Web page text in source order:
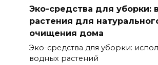
Эко-средства для уборки:
растения для
очищения дома
Эко-средства для уборки:
водных растений